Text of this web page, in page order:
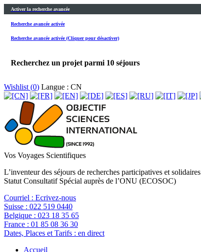
Activer la recherche avancée
Recherche avancée activée
Recherche avancée activée (Cliquer pour désactiver)
Recherchez un projet parmi 10 séjours
Wishlist (0) Langue : CN
Vos Voyages Scientifiques
L’inventeur des séjours de recherches participatives et solidaires
Statut Consultatif Spécial auprès de l’ONU (ECOSOC)
Courriel : Ecrivez-nous
Suisse : 022 519 0440
Belgique : 023 18 35 65
France : 01 85 08 36 30
Dates, Places et Tarifs : en direct
Accueil